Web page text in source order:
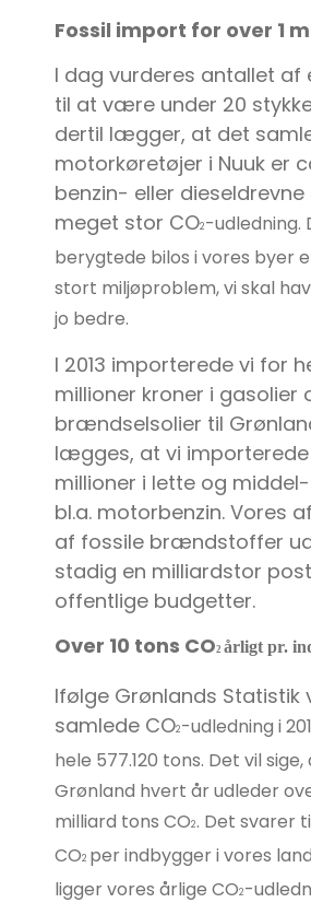
Fossil import for over 1
I dag vurderes antallet af
til at være under 20
dertil lægger, at det
motorkøretøjer i Nuuk er
benzin- eller dieseldrevne
meget stor CO2-udledning.
berygtede bilos i vores byer
stort miljøproblem, vi skal
jo bedre.
I 2013 importerede vi for
millioner kroner i gasolier
brændselsolier til
lægges, at vi importerede
millioner i lette og
bl.a. motorbenzin. Vores
af fossile brændstoffer
stadig en milliardstor
offentlige budgetter.
Over 10 tons CO2 årligt pr.
Ifølge Grønlands Statistik
samlede CO2-udledning i
hele 577.120 tons. Det vil
Grønland hvert år udleder
milliard tons CO2. Det svarer
CO2 per indbygger i vores
ligger vores årlige CO2-